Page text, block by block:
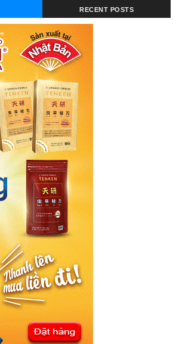
RECENT POSTS